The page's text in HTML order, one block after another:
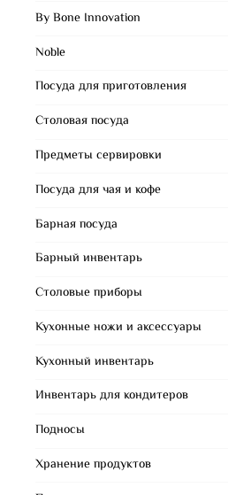
By Bone Innovation
Noble
Посуда для приготовления
Столовая посуда
Предметы сервировки
Посуда для чая и кофе
Барная посуда
Барный инвентарь
Столовые приборы
Кухонные ножи и аксессуары
Кухонный инвентарь
Инвентарь для кондитеров
Подносы
Хранение продуктов